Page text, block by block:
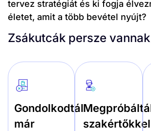
tervez stratégiát és ki fogja
életet, amit a több bevétel nyújt?
Zsákutcák persze
Gondolkodtál
már
szakértőkkel